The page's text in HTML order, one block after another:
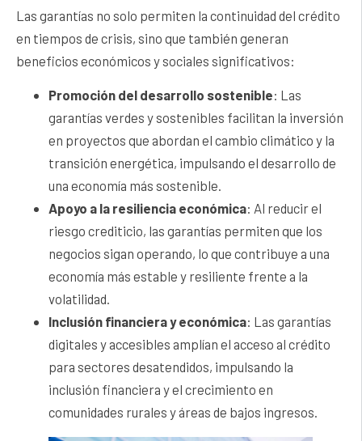
Las garantías no solo permiten la continuidad del crédito
en tiempos de crisis, sino que también generan
beneficios económicos y sociales significativos:
Promoción del desarrollo sostenible: Las
garantías verdes y sostenibles facilitan la inversión
en proyectos que abordan el cambio climático y la
transición energética, impulsando el desarrollo de
una economía más sostenible.
Apoyo a la resiliencia económica: Al reducir el
riesgo crediticio, las garantías permiten que los
negocios sigan operando, lo que contribuye a una
economía más estable y resiliente frente a la
volatilidad.
Inclusión financiera y económica: Las garantías
digitales y accesibles amplían el acceso al crédito
para sectores desatendidos, impulsando la
inclusión financiera y el crecimiento en
comunidades rurales y áreas de bajos ingresos.